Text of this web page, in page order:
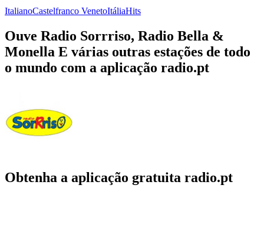
ItalianoCastelfranco VenetoItáliaHits
Ouve Radio Sorrriso, Radio Bella &
Monella E várias outras estações de todo
o mundo com a aplicação radio.pt
Obtenha a aplicação gratuita radio.pt